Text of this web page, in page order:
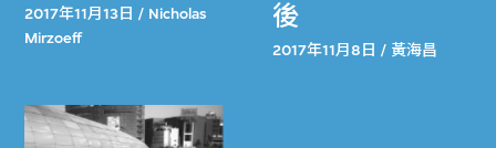
2017年11月13日 / Nicholas
Mirzoeff
後
2017年11月8日 / 黃海昌